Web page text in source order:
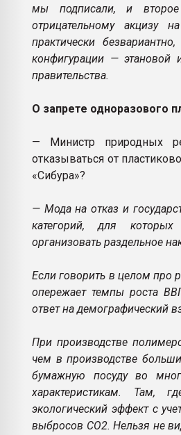
мы подписали, и второе
отрицательному акцизу
практически
конфигурации —
правительства.
О запрете одноразового
— Министр природных
отказываться от
«Сибура»?
— Мода на отказ и
категорий, для
организовать раздельное
Если говорить в целом про
опережает темпы роста
ответ на демографический
При производстве
чем в производстве
бумажную посуду во
характеристикам. Там,
экологический эффект с
выбросов CO2. Нельзя не